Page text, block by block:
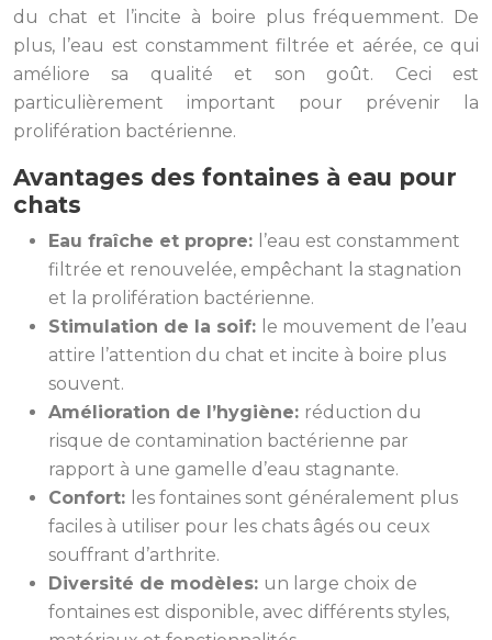
du chat et l’incite à boire plus fréquemment. De
plus, l’eau est constamment filtrée et aérée, ce qui
améliore sa qualité et son goût. Ceci est
particulièrement important pour prévenir la
prolifération bactérienne.
Avantages des fontaines à eau pour
chats
Eau fraîche et propre: l’eau est constamment
filtrée et renouvelée, empêchant la stagnation
et la prolifération bactérienne.
Stimulation de la soif: le mouvement de l’eau
attire l’attention du chat et incite à boire plus
souvent.
Amélioration de l’hygiène: réduction du
risque de contamination bactérienne par
rapport à une gamelle d’eau stagnante.
Confort: les fontaines sont généralement plus
faciles à utiliser pour les chats âgés ou ceux
souffrant d’arthrite.
Diversité de modèles: un large choix de
fontaines est disponible, avec différents styles,